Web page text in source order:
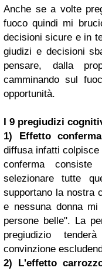
Anche se a volte
fuoco quindi mi
decisioni sicure e in
giudizi e decisioni
pensare, dalla
camminando sul
opportunità.
I 9 pregiudizi
1) Effetto
diffusa infatti
conferma
selezionare tutte
supportano la nostra
e nessuna donna
persone belle". La
pregiudizio
convinzione
2) L'effetto